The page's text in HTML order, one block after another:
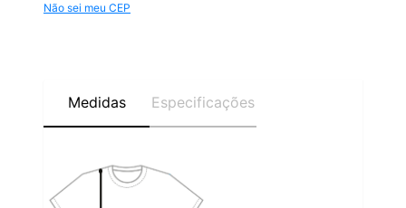
Não sei meu CEP
Medidas Especificações